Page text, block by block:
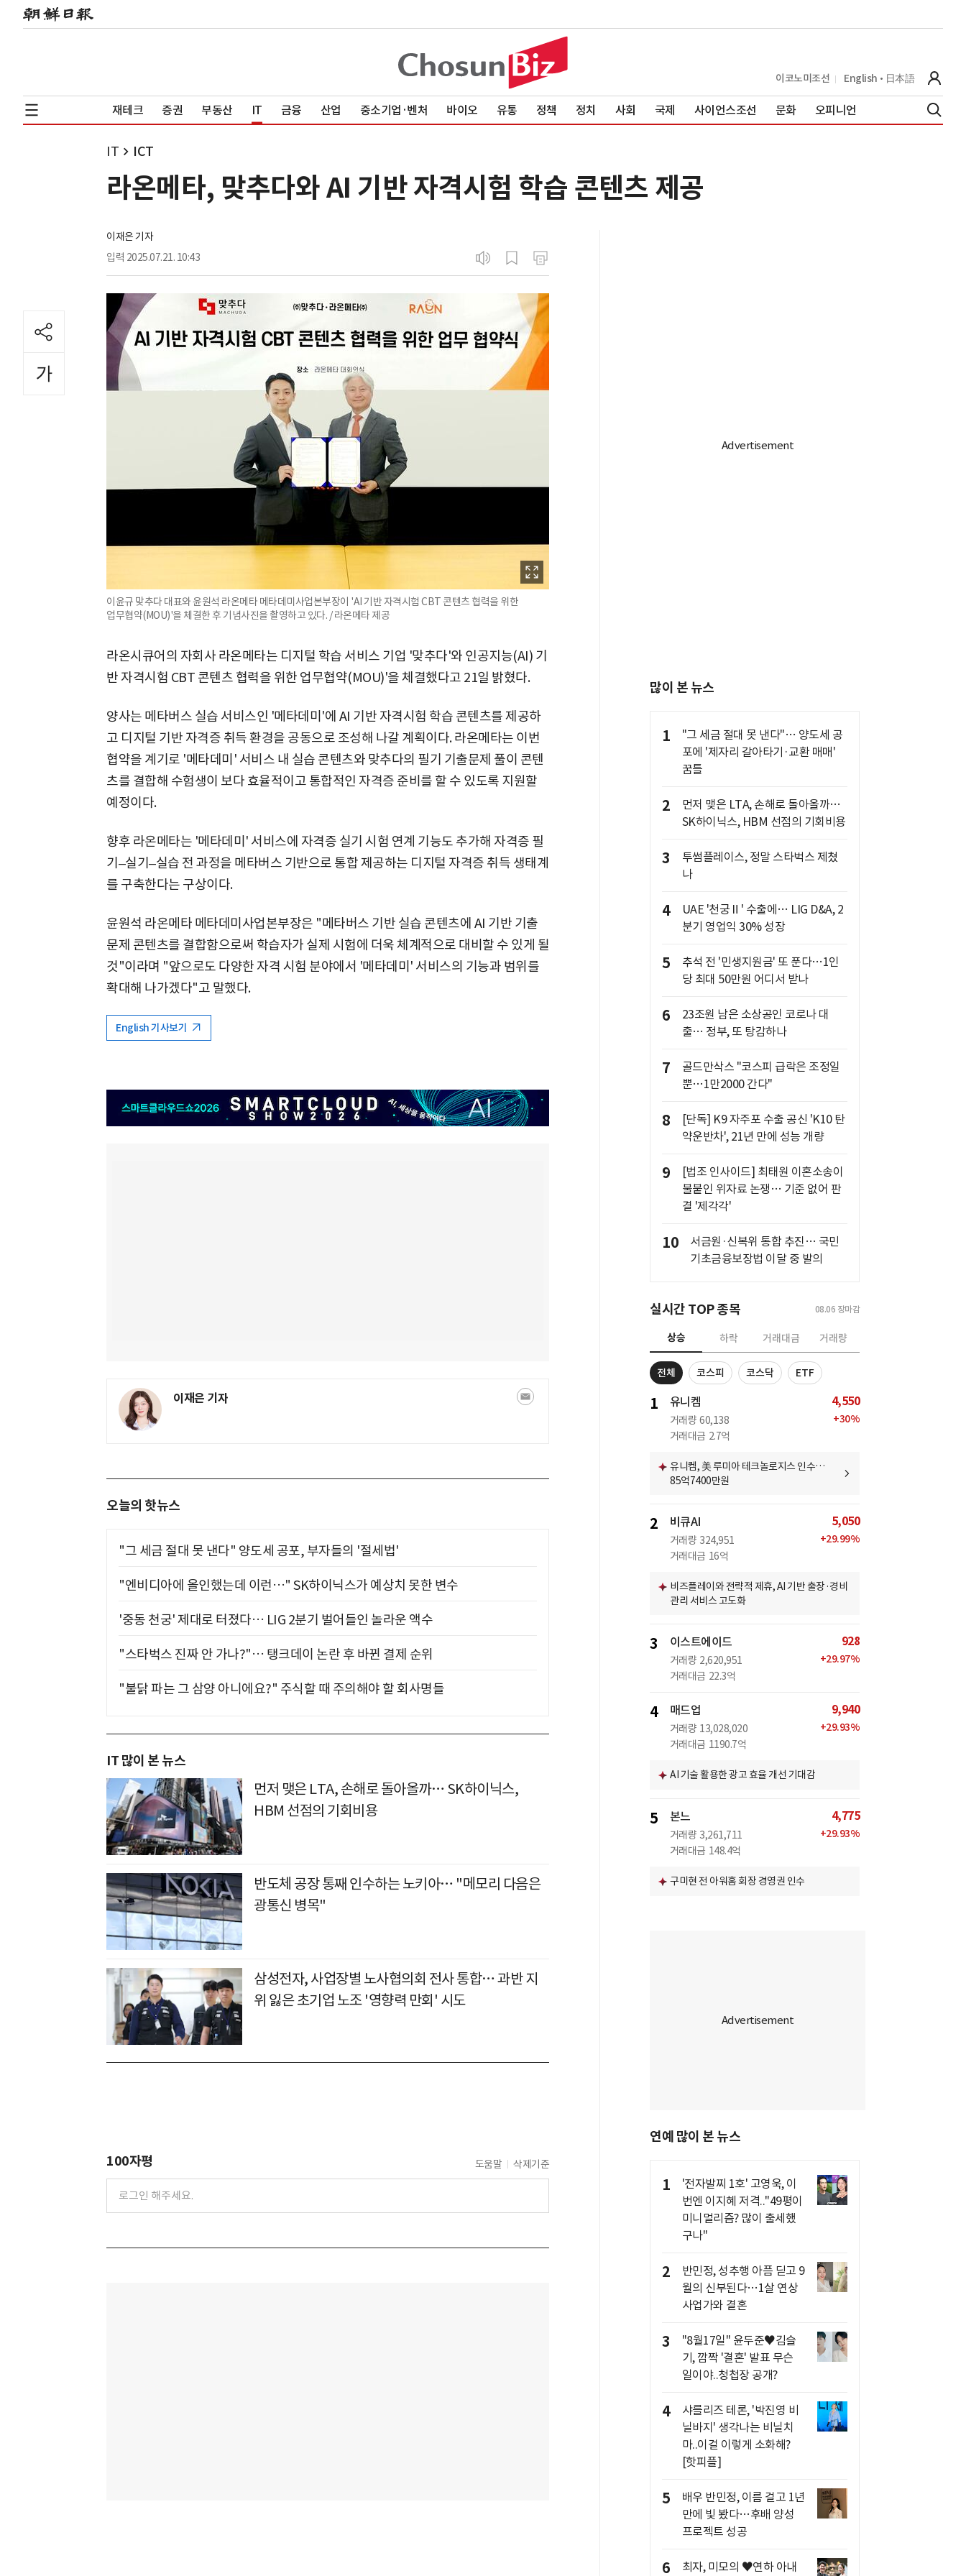
이코노미조선 English 日本語
재테크 증권 부동산 IT 금융 산업 중소기업·벤처 바이오 유통 정책 정치 사회 국제 사이언스조선 문화 오피니언
IT ICT
라온메타, 맞추다와 AI 기반 자격시험 학습 콘텐츠 제공
이재은 기자
입력 2025.07.21. 10:43
이윤규 맞추다 대표와 윤원석 라온메타 메타데미사업본부장이 'AI 기반 자격시험 CBT 콘텐츠 협력을 위한
업무협약(MOU)'을 체결한 후 기념사진을 촬영하고 있다. / 라온메타 제공
라온시큐어의 자회사 라온메타는 디지털 학습 서비스 기업 '맞추다'와 인공지능(AI) 기
반 자격시험 CBT 콘텐츠 협력을 위한 업무협약(MOU)'을 체결했다고 21일 밝혔다.
양사는 메타버스 실습 서비스인 '메타데미'에 AI 기반 자격시험 학습 콘텐츠를 제공하
고 디지털 기반 자격증 취득 환경을 공동으로 조성해 나갈 계획이다. 라온메타는 이번
협약을 계기로 '메타데미' 서비스 내 실습 콘텐츠와 맞추다의 필기 기출문제 풀이 콘텐
츠를 결합해 수험생이 보다 효율적이고 통합적인 자격증 준비를 할 수 있도록 지원할
예정이다.
향후 라온메타는 '메타데미' 서비스에 자격증 실기 시험 연계 기능도 추가해 자격증 필
기–실기–실습 전 과정을 메타버스 기반으로 통합 제공하는 디지털 자격증 취득 생태계
를 구축한다는 구상이다.
윤원석 라온메타 메타데미사업본부장은 "메타버스 기반 실습 콘텐츠에 AI 기반 기출
문제 콘텐츠를 결합함으로써 학습자가 실제 시험에 더욱 체계적으로 대비할 수 있게 될
것"이라며 "앞으로도 다양한 자격 시험 분야에서 '메타데미' 서비스의 기능과 범위를
확대해 나가겠다"고 말했다.
English 기사보기
이재은 기자
오늘의 핫뉴스
"그 세금 절대 못 낸다" 양도세 공포, 부자들의 '절세법'
"엔비디아에 올인했는데 이런…" SK하이닉스가 예상치 못한 변수
'중동 천궁' 제대로 터졌다… LIG 2분기 벌어들인 놀라운 액수
"스타벅스 진짜 안 가나?"… 탱크데이 논란 후 바뀐 결제 순위
"불닭 파는 그 삼양 아니에요?" 주식할 때 주의해야 할 회사명들
IT 많이 본 뉴스
먼저 맺은 LTA, 손해로 돌아올까… SK하이닉스,
HBM 선점의 기회비용
반도체 공장 통째 인수하는 노키아… "메모리 다음은
광통신 병목"
삼성전자, 사업장별 노사협의회 전사 통합… 과반 지
위 잃은 초기업 노조 '영향력 만회' 시도
100자평 도움말 삭제기준
많이 본 뉴스
1
"그 세금 절대 못 낸다"… 양도세 공
포에 '제자리 갈아타기·교환 매매'
꿈틀
2
먼저 맺은 LTA, 손해로 돌아올까…
SK하이닉스, HBM 선점의 기회비용
3
투썸플레이스, 정말 스타벅스 제쳤
나
4
UAE '천궁Ⅱ' 수출에… LIG D&A, 2
분기 영업익 30% 성장
5
추석 전 '민생지원금' 또 푼다…1인
당 최대 50만원 어디서 받나
6
23조원 남은 소상공인 코로나 대
출… 정부, 또 탕감하나
7
골드만삭스 "코스피 급락은 조정일
뿐…1만2000 간다"
8
[단독] K9 자주포 수출 공신 'K10 탄
약운반차', 21년 만에 성능 개량
9
[법조 인사이드] 최태원 이혼소송이
불붙인 위자료 논쟁… 기준 없어 판
결 '제각각'
10
서금원·신복위 통합 추진… 국민
기초금융보장법 이달 중 발의
실시간 TOP 종목 08.06 장마감
상승 하락 거래대금 거래량
전체 코스피 코스닥 ETF
1 유니켐
거래량 60,138
거래대금 2.7억
4,550
+30%
유니켐, 美 루미아 테크놀로지스 인수…
85억7400만원
2 비큐AI
거래량 324,951
거래대금 16억
5,050
+29.99%
비즈플레이와 전략적 제휴, AI 기반 출장·경비
관리 서비스 고도화
3 이스트에이드
거래량 2,620,951
거래대금 22.3억
928
+29.97%
4 매드업
거래량 13,028,020
거래대금 1190.7억
9,940
+29.93%
AI 기술 활용한 광고 효율 개선 기대감
5 본느
거래량 3,261,711
거래대금 148.4억
4,775
+29.93%
구미현 전 아워홈 회장 경영권 인수
연예 많이 본 뉴스
1
'전자발찌 1호' 고영욱, 이
번엔 이지혜 저격.."49평이
미니멀리즘? 많이 출세했
구나"
2
반민정, 성추행 아픔 딛고 9
월의 신부된다…1살 연상
사업가와 결혼
3
"8월17일" 윤두준♥김슬
기, 깜짝 '결혼' 발표 무슨
일이야..청첩장 공개?
4
샤를리즈 테론, '박진영 비
닐바지' 생각나는 비닐치
마..이걸 이렇게 소화해?
[핫피플]
5
배우 반민정, 이름 걸고 1년
만에 빛 봤다…후배 양성
프로젝트 성공
6 최자, 미모의 ♥연하 아내